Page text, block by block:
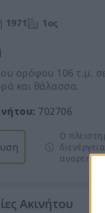
1971 1ος
ορόφου 106 τ.μ.
και θάλασσα.
702706
Ο
Ακινήτου